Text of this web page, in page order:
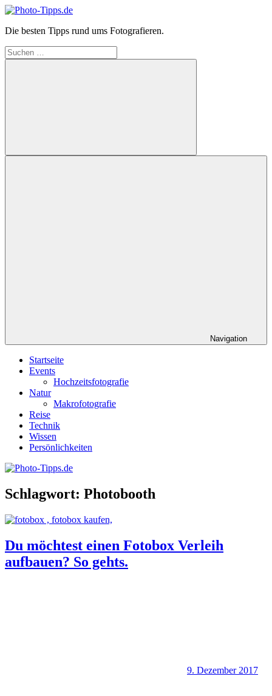
Zum
springen
Photo-
Die besten Tipps rund ums Fotografieren.
Suchen
nach:
Suchen
Navigation
Startseite
Events
Hochzeitsfotografie
Natur
Makrofotografie
Reise
Technik
Wissen
Persönlichkeiten
Schlagwort: Photobooth
Du möchtest einen Fotobox Verleih
aufbauen? So gehts.
9. Dezember 2017